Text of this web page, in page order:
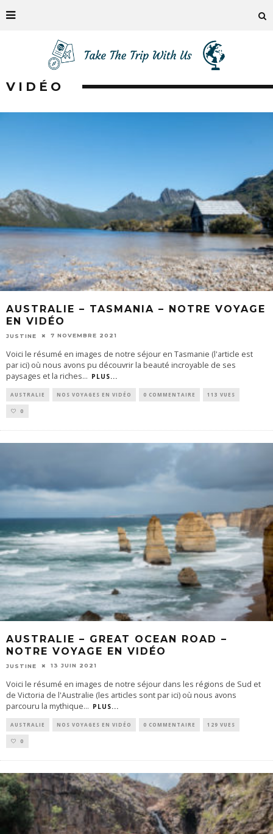
VIDÉO
AUSTRALIE – TASMANIA – NOTRE VOYAGE
EN VIDÉO
JUSTINE 7 NOVEMBRE 2021
Voici le résumé en images de notre séjour en Tasmanie (l'article est
par ici) où nous avons pu découvrir la beauté incroyable de ses
paysages et la riches... PLUS...
AUSTRALIE NOS VOYAGES EN VIDÉO 0 COMMENTAIRE 113 VUES
0
AUSTRALIE – GREAT OCEAN ROAD –
NOTRE VOYAGE EN VIDÉO
JUSTINE 13 JUIN 2021
Voici le résumé en images de notre séjour dans les régions de Sud et
de Victoria de l'Australie (les articles sont par ici) où nous avons
parcouru la mythique... PLUS...
AUSTRALIE NOS VOYAGES EN VIDÉO 0 COMMENTAIRE 129 VUES
0